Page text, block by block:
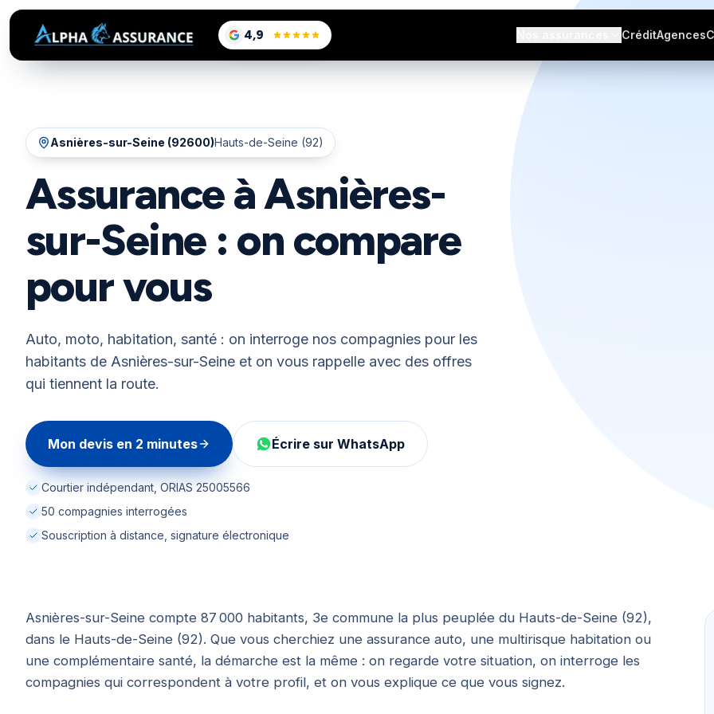
4,9
sur Google, voir les avis CréditAgences
Asnières-sur-Seine (92600)Hauts-de-Seine (92)
Assurance à Asnières-
sur-Seine : on compare
pour vous
Auto, moto, habitation, santé : on interroge nos compagnies pour les
habitants de Asnières-sur-Seine et on vous rappelle avec des offres
qui tiennent la route.
Mon devis en 2 minutes Écrire sur WhatsApp
Courtier indépendant, ORIAS 25005566
50 compagnies interrogées
Souscription à distance, signature électronique
Asnières-sur-Seine compte 87 000 habitants, 3e commune la plus peuplée du Hauts-de-Seine (92),
dans le Hauts-de-Seine (92). Que vous cherchiez une assurance auto, une multirisque habitation ou
une complémentaire santé, la démarche est la même : on regarde votre situation, on interroge les
compagnies qui correspondent à votre profil, et on vous explique ce que vous signez.